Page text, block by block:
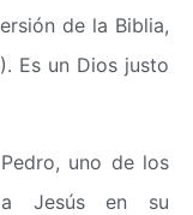
de la Biblia,
Es un Dios justo
uno de los
Jesús en su